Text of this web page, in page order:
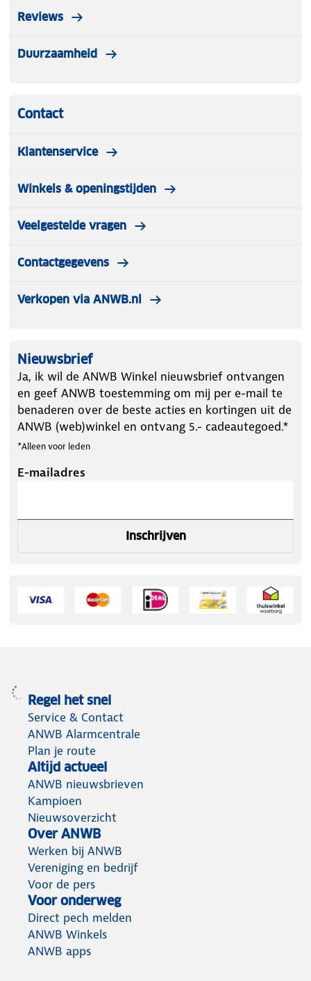
Reviews
Duurzaamheid
Contact
Klantenservice
Winkels & openingstijden
Veelgestelde vragen
Contactgegevens
Verkopen via ANWB.nl
Nieuwsbrief
Ja, ik wil de ANWB Winkel nieuwsbrief ontvangen
en geef ANWB toestemming om mij per e-mail te
benaderen over de beste acties en kortingen uit de
ANWB (web)winkel en ontvang 5.- cadeautegoed.*
*Alleen voor leden
E-mailadres
Inschrijven
Regel het snel
Service & Contact
ANWB Alarmcentrale
Plan je route
Altijd actueel
ANWB nieuwsbrieven
Kampioen
Nieuwsoverzicht
Over ANWB
Werken bij ANWB
Vereniging en bedrijf
Voor de pers
Voor onderweg
Direct pech melden
ANWB Winkels
ANWB apps